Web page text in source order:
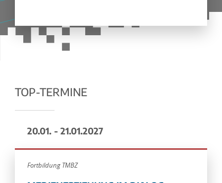
TOP-TERMINE
20.01. - 21.01.2027
Fortbildung TMBZ